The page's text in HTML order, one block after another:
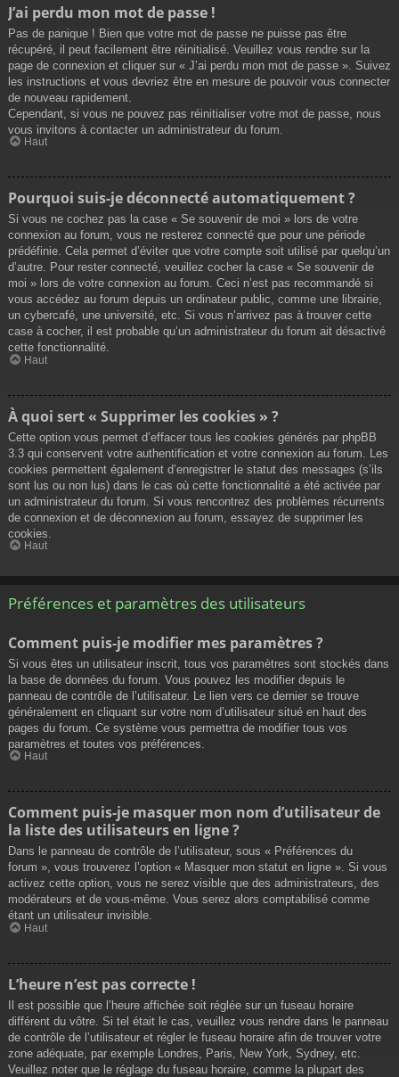
J’ai perdu mon mot de passe !
Pas de panique ! Bien que votre mot de passe ne puisse pas être
récupéré, il peut facilement être réinitialisé. Veuillez vous rendre sur la
page de connexion et cliquer sur « J’ai perdu mon mot de passe ». Suivez
les instructions et vous devriez être en mesure de pouvoir vous connecter
de nouveau rapidement.
Cependant, si vous ne pouvez pas réinitialiser votre mot de passe, nous
vous invitons à contacter un administrateur du forum.
Haut
Pourquoi suis-je déconnecté automatiquement ?
Si vous ne cochez pas la case « Se souvenir de moi » lors de votre
connexion au forum, vous ne resterez connecté que pour une période
prédéfinie. Cela permet d’éviter que votre compte soit utilisé par quelqu’un
d’autre. Pour rester connecté, veuillez cocher la case « Se souvenir de
moi » lors de votre connexion au forum. Ceci n’est pas recommandé si
vous accédez au forum depuis un ordinateur public, comme une librairie,
un cybercafé, une université, etc. Si vous n’arrivez pas à trouver cette
case à cocher, il est probable qu’un administrateur du forum ait désactivé
cette fonctionnalité.
Haut
À quoi sert « Supprimer les cookies » ?
Cette option vous permet d’effacer tous les cookies générés par phpBB
3.3 qui conservent votre authentification et votre connexion au forum. Les
cookies permettent également d’enregistrer le statut des messages (s’ils
sont lus ou non lus) dans le cas où cette fonctionnalité a été activée par
un administrateur du forum. Si vous rencontrez des problèmes récurrents
de connexion et de déconnexion au forum, essayez de supprimer les
cookies.
Haut
Préférences et paramètres des utilisateurs
Comment puis-je modifier mes paramètres ?
Si vous êtes un utilisateur inscrit, tous vos paramètres sont stockés dans
la base de données du forum. Vous pouvez les modifier depuis le
panneau de contrôle de l’utilisateur. Le lien vers ce dernier se trouve
généralement en cliquant sur votre nom d’utilisateur situé en haut des
pages du forum. Ce système vous permettra de modifier tous vos
paramètres et toutes vos préférences.
Haut
Comment puis-je masquer mon nom d’utilisateur de
la liste des utilisateurs en ligne ?
Dans le panneau de contrôle de l’utilisateur, sous « Préférences du
forum », vous trouverez l’option « Masquer mon statut en ligne ». Si vous
activez cette option, vous ne serez visible que des administrateurs, des
modérateurs et de vous-même. Vous serez alors comptabilisé comme
étant un utilisateur invisible.
Haut
L’heure n’est pas correcte !
Il est possible que l’heure affichée soit réglée sur un fuseau horaire
différent du vôtre. Si tel était le cas, veuillez vous rendre dans le panneau
de contrôle de l’utilisateur et régler le fuseau horaire afin de trouver votre
zone adéquate, par exemple Londres, Paris, New York, Sydney, etc.
Veuillez noter que le réglage du fuseau horaire, comme la plupart des